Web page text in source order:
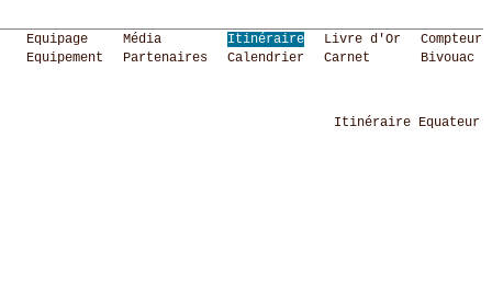
Equipage Média Itinéraire Livre d'Or
Compteur
Equipement Partenaires Calendrier Carnet Bivouac
Itinéraire Equateur